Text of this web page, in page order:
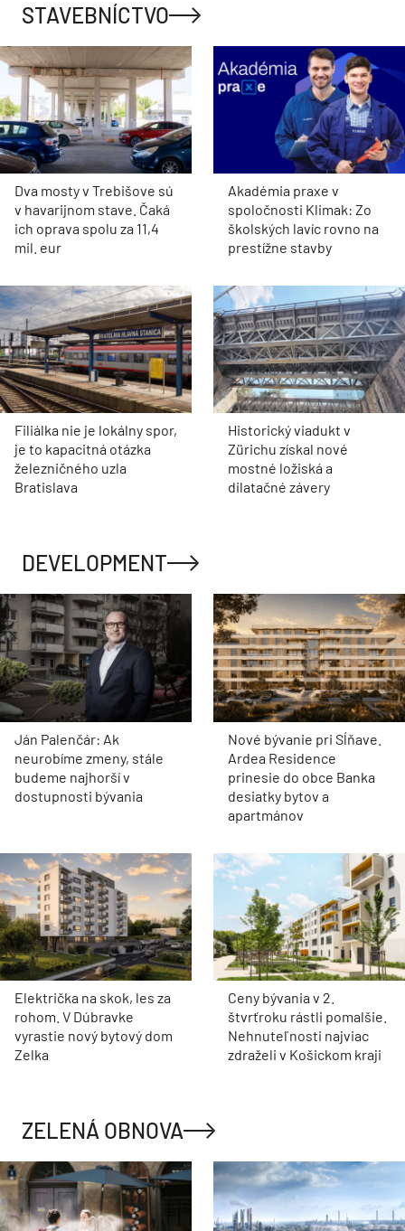
STAVEBNÍCTVO
Dva mosty v Trebišove sú
v havarijnom stave. Čaká
ich oprava spolu za 11,4
mil. eur
Akadémia praxe v
spoločnosti Klimak: Zo
školských lavíc rovno na
prestížne stavby
Filiálka nie je lokálny spor,
je to kapacitná otázka
železničného uzla
Bratislava
Historický viadukt v
Zürichu získal nové
mostné ložiská a
dilatačné závery
DEVELOPMENT
Ján Palenčár: Ak
neurobíme zmeny, stále
budeme najhorší v
dostupnosti bývania
Nové bývanie pri Sĺňave.
Ardea Residence
prinesie do obce Banka
desiatky bytov a
apartmánov
Električka na skok, les za
rohom. V Dúbravke
vyrastie nový bytový dom
Zelka
Ceny bývania v 2.
štvrťroku rástli pomalšie.
Nehnuteľnosti najviac
zdraželi v Košickom kraji
ZELENÁ OBNOVA